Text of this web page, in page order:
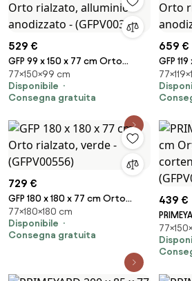
529 €
GFP 99 x 150 x 77 cm Orto
rialzato, alluminio anodizzato -
(GFPV00330)
77×150×99 cm
Disponibile
Consegna gratuita
659 €
GFP
729 €
GFP 180 x 180 x 77 cm Orto
rialzato, verde - (GFPV00556)
77×180×180 cm
Disponibile
Consegna gratuita
439 €
Orto
look